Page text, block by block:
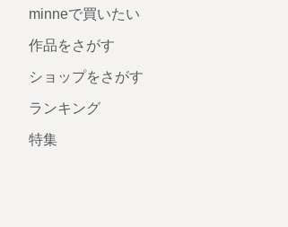
minneで買いたい
作品をさがす
ショップをさがす
ランキング
特集